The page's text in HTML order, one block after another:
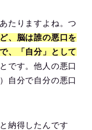
たりますよね。つ
、脳は誰の悪口を
、「自分」として
です。他人の悪口
自分で自分の悪口
納得したんです